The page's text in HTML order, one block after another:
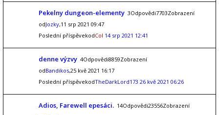
Pekelny dungeon-elementy 3Odpovědi7703Zobrazení
odJozky,11 srp 2021 09:47
Poslední příspěvekodCol 14 srp 2021 12:41
denne výzvy 4Odpovědi8859Zobrazení
odBandikos,25 kvě 2021 16:17
Poslední příspěvekodTheDarkLord173 26 kvě 2021 06:26
Adios, Farewell epesáci. 14Odpovědi23556Zobrazení